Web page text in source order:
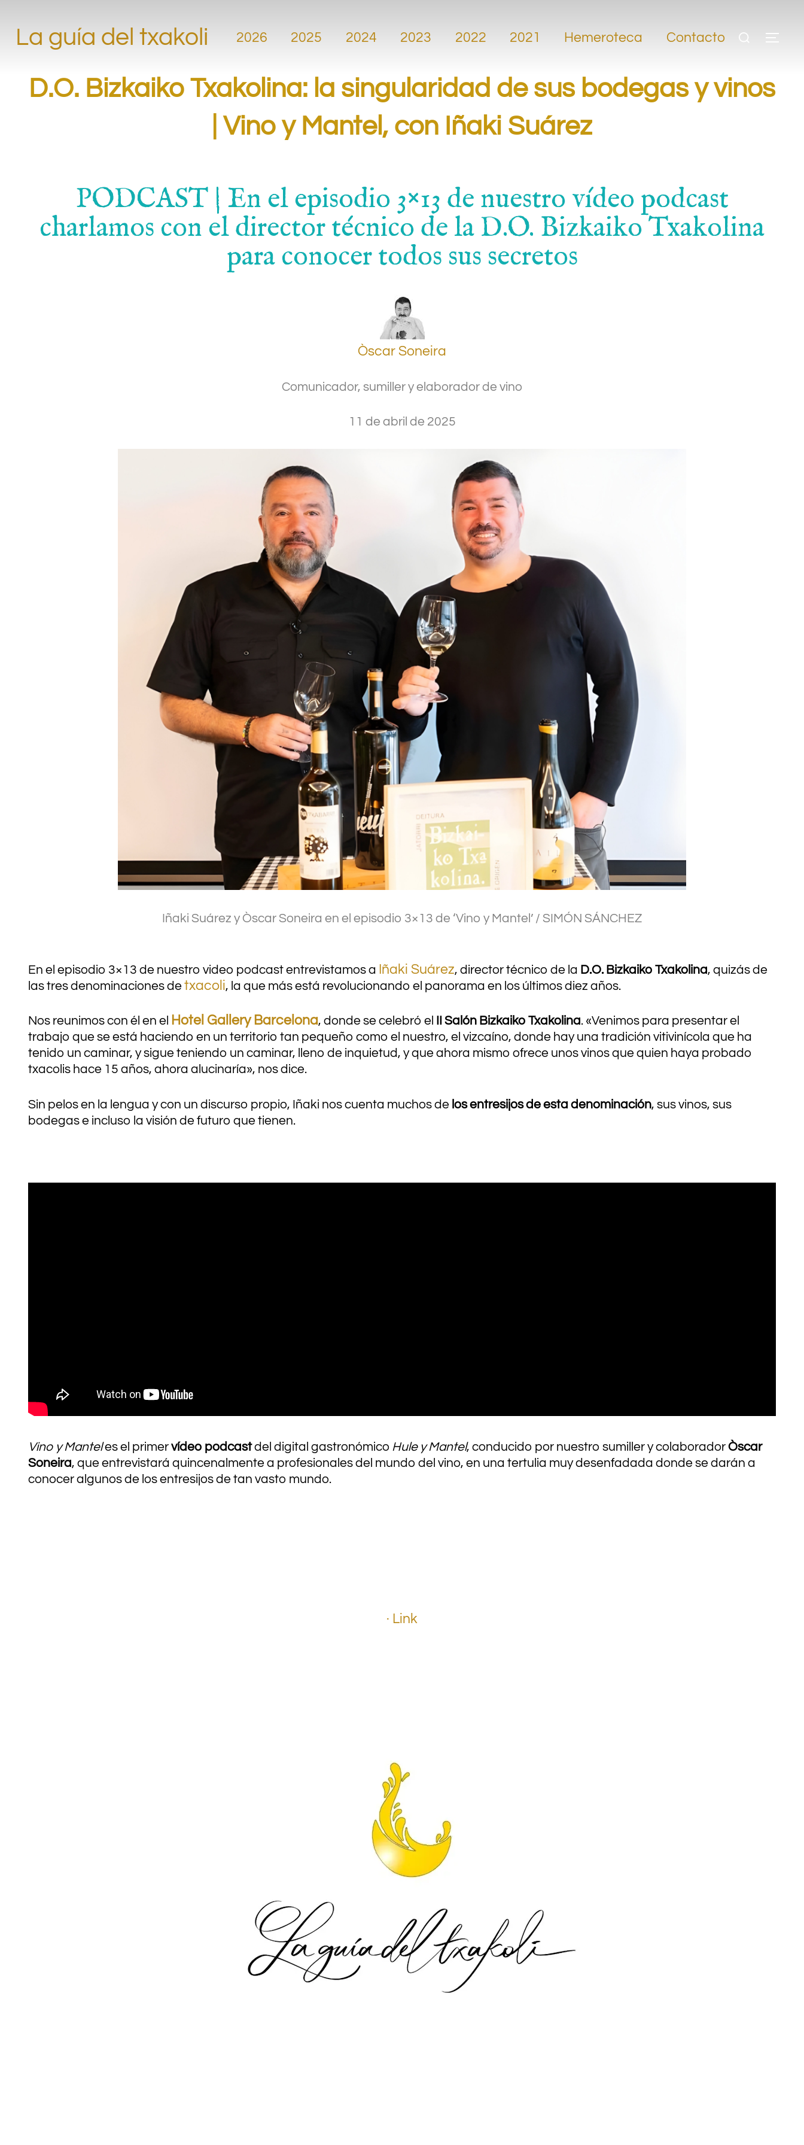
La guía del txakoli 2026 2025 2024 2023 2022 2021 Hemeroteca Contacto
.
D.O. Bizkaiko Txakolina: la singularidad de sus bodegas y vinos
| Vino y Mantel, con Iñaki Suárez
PODCAST | En el episodio 3×13 de nuestro vídeo podcast
charlamos con el director técnico de la D.O. Bizkaiko Txakolina
para conocer todos sus secretos
Òscar Soneira
Comunicador, sumiller y elaborador de vino
11 de abril de 2025
Iñaki Suárez y Òscar Soneira en el episodio 3×13 de ‘Vino y Mantel’ / SIMÓN SÁNCHEZ
En el episodio 3×13 de nuestro video podcast entrevistamos a Iñaki Suárez, director técnico de la D.O. Bizkaiko Txakolina, quizás de
las tres denominaciones detxacoli, la que más está revolucionando el panorama en los últimos diez años.
Nos reunimos con él en el Hotel Gallery Barcelona, donde se celebró el II Salón Bizkaiko Txakolina. «Venimos para presentar el
trabajo que se está haciendo en un territorio tan pequeño como el nuestro, el vizcaíno, donde hay una tradición vitivinícola que ha
tenido un caminar, y sigue teniendo un caminar, lleno de inquietud, y que ahora mismo ofrece unos vinos que quien haya probado
txacolis hace 15 años, ahora alucinaría», nos dice.
Sin pelos en la lengua y con un discurso propio, Iñaki nos cuenta muchos de los entresijos de esta denominación, sus vinos, sus
bodegas e incluso la visión de futuro que tienen.
Vino y Mantelesel primervídeo podcastdel digital gastronómico Hule y Mantel, conducido por nuestro sumiller y colaboradorÒscar
Soneira, que entrevistará quincenalmente a profesionales del mundo del vino, en una tertulia muy desenfadada donde se darán a
conocer algunos de los entresijos de tan vasto mundo.
· Link